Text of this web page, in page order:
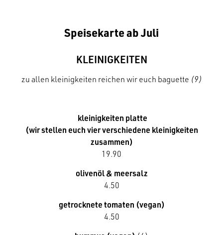
Speisekarte ab Juli
KLEINIGKEITEN
zu allen kleinigkeiten reichen wir euch baguette (9)
kleinigkeiten platte
(wir stellen euch vier verschiedene kleinigkeiten
zusammen)
19.90
olivenöl & meersalz
4.50
getrocknete tomaten (vegan)
4.50